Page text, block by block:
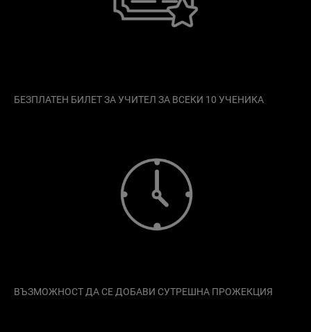
БЕЗПЛАТЕН БИЛЕТ ЗА УЧИТЕЛ ЗА ВСЕКИ 10 УЧЕНИКА
ВЪЗМОЖНОСТ ДА СЕ ДОБАВИ СУТРЕШНА ПРОЖЕКЦИЯ